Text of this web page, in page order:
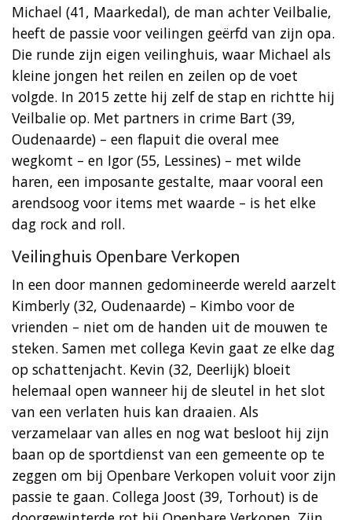
Michael (41, Maarkedal), de man achter Veilbalie,
heeft de passie voor veilingen geërfd van zijn opa.
Die runde zijn eigen veilinghuis, waar Michael als
kleine jongen het reilen en zeilen op de voet
volgde. In 2015 zette hij zelf de stap en richtte hij
Veilbalie op. Met partners in crime Bart (39,
Oudenaarde) – een flapuit die overal mee
wegkomt – en Igor (55, Lessines) – met wilde
haren, een imposante gestalte, maar vooral een
arendsoog voor items met waarde – is het elke
dag rock and roll.
Veilinghuis Openbare Verkopen
In een door mannen gedomineerde wereld aarzelt
Kimberly (32, Oudenaarde) – Kimbo voor de
vrienden – niet om de handen uit de mouwen te
steken. Samen met collega Kevin gaat ze elke dag
op schattenjacht. Kevin (32, Deerlijk) bloeit
helemaal open wanneer hij de sleutel in het slot
van een verlaten huis kan draaien. Als
verzamelaar van alles en nog wat besloot hij zijn
baan op de sportdienst van een gemeente op te
zeggen om bij Openbare Verkopen voluit voor zijn
passie te gaan. Collega Joost (39, Torhout) is de